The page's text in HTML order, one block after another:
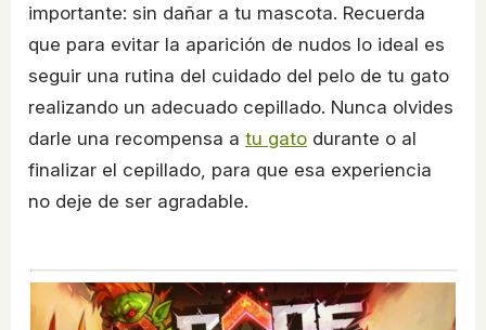
importante: sin dañar a tu mascota. Recuerda
que para evitar la aparición de nudos lo ideal es
seguir una rutina del cuidado del pelo de tu gato
realizando un adecuado cepillado. Nunca olvides
darle una recompensa a tu gato durante o al
finalizar el cepillado, para que esa experiencia
no deje de ser agradable.